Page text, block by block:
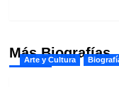
Más Biografías
Arte y Cultura